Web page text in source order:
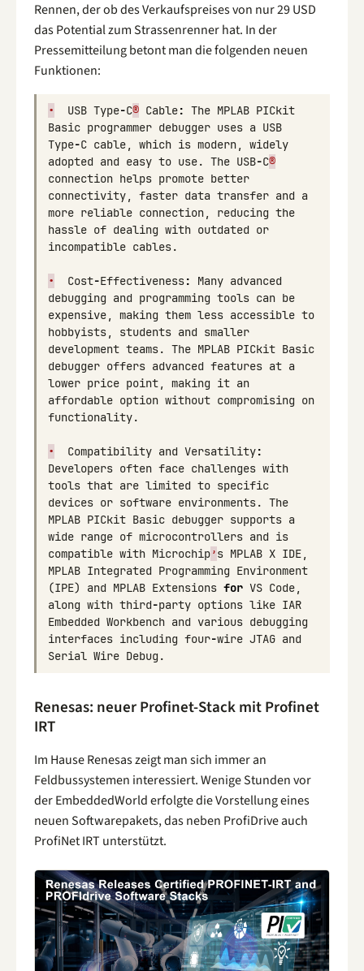
Rennen, der ob des Verkaufspreises von nur 29 USD
das Potential zum Strassenrenner hat. In der
Pressemitteilung betont man die folgenden neuen
Funktionen:
• USB Type-C® Cable: The MPLAB PICkit
Basic programmer debugger uses a USB
Type-C cable, which is modern,
widely
adopted and easy to use. The USB-C®
connection helps promote better
connectivity, faster data transfer and a
more reliable connection, reducing the
hassle of dealing with outdated or
incompatible cables.
• Cost-Effectiveness: Many advanced
debugging and programming tools can be
expensive, making them less accessible to
hobbyists, students and smaller
development teams. The MPLAB PICkit Basic
debugger offers advanced features at a
lower price point, making it an
affordable option without compromising on
functionality.
• Compatibility and Versatility:
Developers often face challenges with
tools that are limited to specific
devices or software environments. The
MPLAB PICkit Basic debugger supports a
wide range of microcontrollers and is
compatible with Microchip’s MPLAB X IDE,
MPLAB Integrated Programming Environment
(IPE) and MPLAB Extensions for VS Code,
along with third-party options like IAR
Embedded Workbench and various debugging
interfaces including four-wire JTAG and
Serial Wire Debug .
Renesas: neuer Profinet-Stack mit Profinet
IRT
Im Hause Renesas zeigt man sich immer an
Feldbussystemen interessiert. Wenige Stunden vor
der EmbeddedWorld erfolgte die Vorstellung eines
neuen Softwarepakets, das neben ProfiDrive auch
ProfiNet IRT unterstützt.